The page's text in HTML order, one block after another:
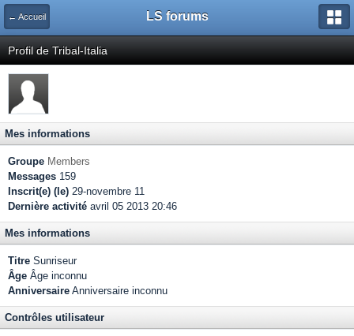
← Accueil LS forums
Profil de Tribal-Italia
Mes informations
Groupe Members
Messages 159
Inscrit(e) (le) 29-novembre 11
Dernière activité avril 05 2013 20:46
Mes informations
Titre Sunriseur
Âge Âge inconnu
Anniversaire Anniversaire inconnu
Contrôles utilisateur